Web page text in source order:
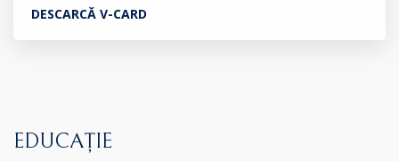
DESCARCĂ V-CARD
EDUCAȚIE